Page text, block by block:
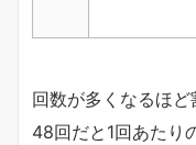
回数が多くなるほ
48回だと1回あたり